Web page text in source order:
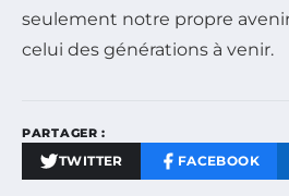
seulement notre propre
celui des générations à venir.
PARTAGER :
TWITTER FACEBOOK